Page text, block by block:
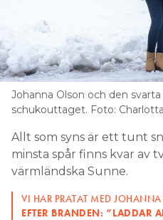
Johanna Olson och den
schukouttaget. Foto:
Allt som syns är ett tunt
minsta spår finns kvar av
värmländska Sunne.
VI HAR PRATAT MED JOHANNA
EFTER BRANDEN: ”LADDAR